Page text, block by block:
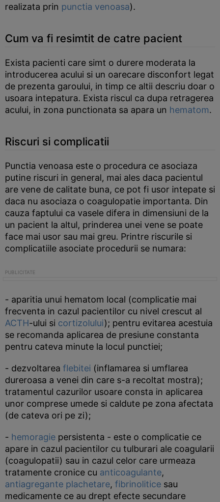
realizata prin punctia venoasa).
Cum va fi resimtit de catre pacient
Exista pacienti care simt o durere moderata la
introducerea acului si un oarecare disconfort legat
de prezenta garoului, in timp ce altii descriu doar o
usoara intepatura. Exista riscul ca dupa retragerea
acului, in zona punctionata sa apara un hematom.
Riscuri si complicatii
Punctia venoasa este o procedura ce asociaza
putine riscuri in general, mai ales daca pacientul
are vene de calitate buna, ce pot fi usor intepate si
daca nu asociaza o coagulopatie importanta. Din
cauza faptului ca vasele difera in dimensiuni de la
un pacient la altul, prinderea unei vene se poate
face mai usor sau mai greu. Printre riscurile si
complicatiile asociate procedurii se numara:
- aparitia unui hematom local (complicatie mai
frecventa in cazul pacientilor cu nivel crescut al
ACTH-ului si cortizolului); pentru evitarea acestuia
se recomanda aplicarea de presiune constanta
pentru cateva minute la locul punctiei;
- dezvoltarea flebitei (inflamarea si umflarea
dureroasa a venei din care s-a recoltat mostra);
tratamentul cazurilor usoare consta in aplicarea
unor comprese umede si caldute pe zona afectata
(de cateva ori pe zi);
- hemoragie persistenta - este o complicatie ce
apare in cazul pacientilor cu tulburari ale coagularii
(coagulopatii) sau in cazul celor care urmeaza
tratamente cronice cu anticoagulante,
antiagregante plachetare, fibrinolitice sau
medicamente ce au drept efecte secundare